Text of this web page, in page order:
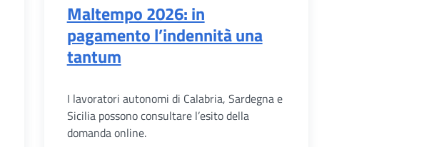
Maltempo 2026: in
pagamento l’indennità una
tantum
I lavoratori autonomi di Calabria, Sardegna e
Sicilia possono consultare l’esito della
domanda online.